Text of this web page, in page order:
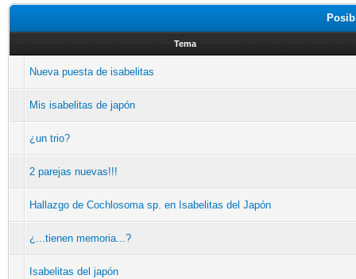
Tema
Nueva puesta de isabelitas
Mis isabelitas de japón
¿un trio?
2 parejas nuevas!!!
Hallazgo de Cochlosoma sp. en Isabelitas del Japón
¿...tienen memoria...?
Isabelitas del japón